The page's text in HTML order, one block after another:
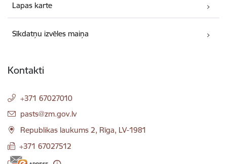
Lapas karte
Sīkdatņu izvēles maiņa
Kontakti
+371 67027010
E-pasts:
pasts@zm.gov.lv
Republikas laukums 2, Rīga, LV-1981
+371 67027512